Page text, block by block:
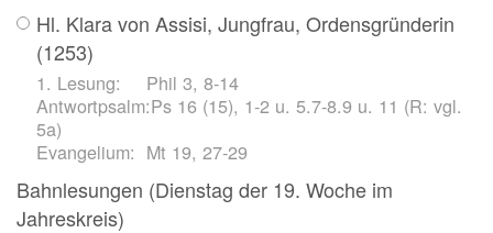
Hl. Klara von Assisi, Jungfrau, Ordensgründerin
(1253)
Phil 3, 8-14
Ps 16 (15), 1-2 u. 5.7-8.9 u. 11 (R: vgl.
5a)
Mt 19, 27-29
Bahnlesungen (Dienstag der 19. Woche im
Jahreskreis)